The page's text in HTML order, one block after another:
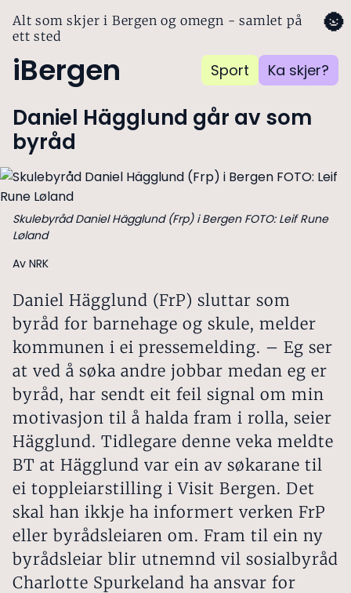
Alt som skjer i Bergen og omegn - samlet på
ett sted
iBergen Sport Ka skjer?
🌚
Daniel Hägglund går av som
byråd
Skulebyråd Daniel Hägglund (Frp) i Bergen FOTO: Leif Rune
Løland
Av NRK
Daniel Hägglund (FrP) sluttar som
byråd for barnehage og skule, melder
kommunen i ei pressemelding. – Eg ser
at ved å søka andre jobbar medan eg er
byråd, har sendt eit feil signal om min
motivasjon til å halda fram i rolla, seier
Hägglund. Tidlegare denne veka meldte
BT at Hägglund var ein av søkarane til
ei toppleiarstilling i Visit Bergen. Det
skal han ikkje ha informert verken FrP
eller byrådsleiaren om. Fram til ein ny
byrådsleiar blir utnemnd vil sosialbyråd
Charlotte Spurkeland ha ansvar for